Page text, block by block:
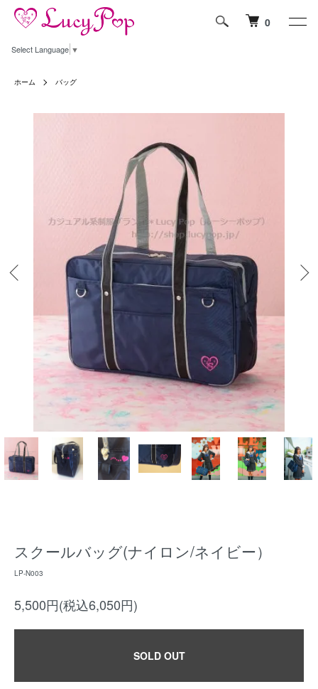
Select Language ▼
0
ホーム バッグ
スクールバッグ(ナイロン/ネイビー）
LP-N003
5,500円(税込6,050円)
SOLD OUT